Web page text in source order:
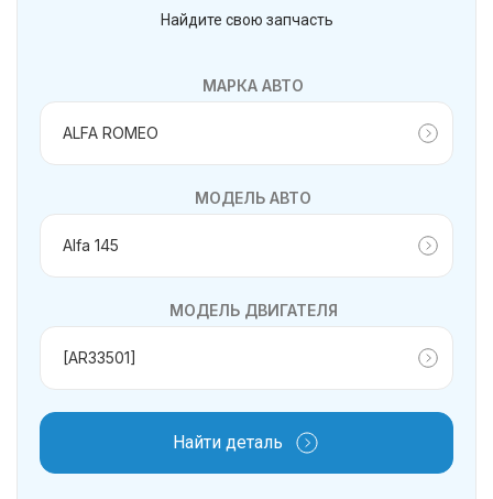
Найдите свою запчасть
МАРКА АВТО
МОДЕЛЬ АВТО
МОДЕЛЬ ДВИГАТЕЛЯ
Найти деталь